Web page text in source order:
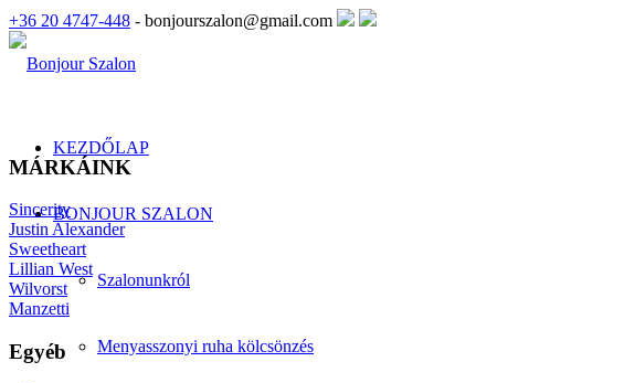
+36 20 4747-448 - bonjourszalon@gmail.com
KEZDŐLAP
BONJOUR SZALON
Szalonunkról
Menyasszonyi ruha kölcsönzés
MÁRKÁINK
Sincerity
Justin Alexander
Sweetheart
Lillian West
Wilvorst
Manzetti
Egyéb